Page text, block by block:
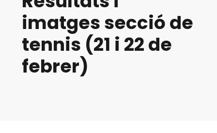
imatges secció de
tennis (21 i 22 de
febrer)